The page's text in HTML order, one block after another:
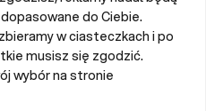
do Ciebie.
w ciasteczkach i po
musisz się zgodzić.
wybór na stronie